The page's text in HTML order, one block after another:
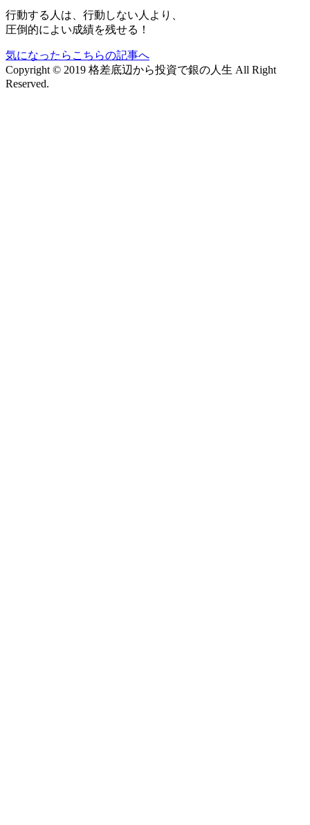
行動する人は、行動しない人より、
圧倒的によい成績を残せる！
気になったらこちらの記事へ
Copyright © 2019 格差底辺から投資で銀の人生 All Right
Reserved.